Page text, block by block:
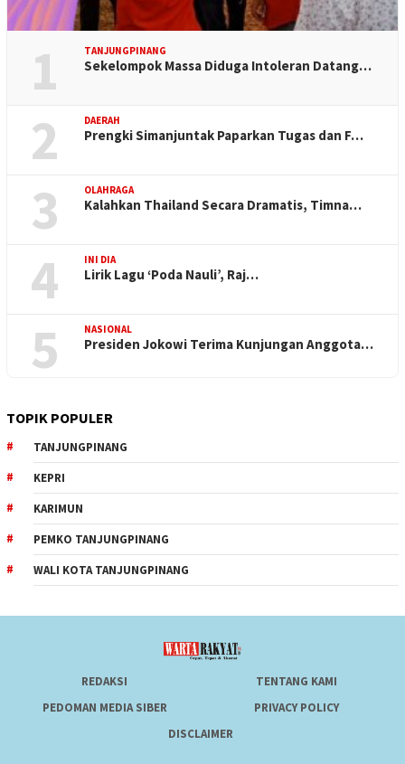
1 TANJUNGPINANG
Sekelompok Massa Diduga Intoleran Datang…
2 DAERAH
Prengki Simanjuntak Paparkan Tugas dan F…
3 OLAHRAGA
Kalahkan Thailand Secara Dramatis, Timna…
4 INI DIA
Lirik Lagu ‘Poda Nauli’, Raj…
5 NASIONAL
Presiden Jokowi Terima Kunjungan Anggota…
TOPIK POPULER
TANJUNGPINANG
KEPRI
KARIMUN
PEMKO TANJUNGPINANG
WALI KOTA TANJUNGPINANG
REDAKSI
TENTANG KAMI
PEDOMAN MEDIA SIBER
PRIVACY POLICY
DISCLAIMER